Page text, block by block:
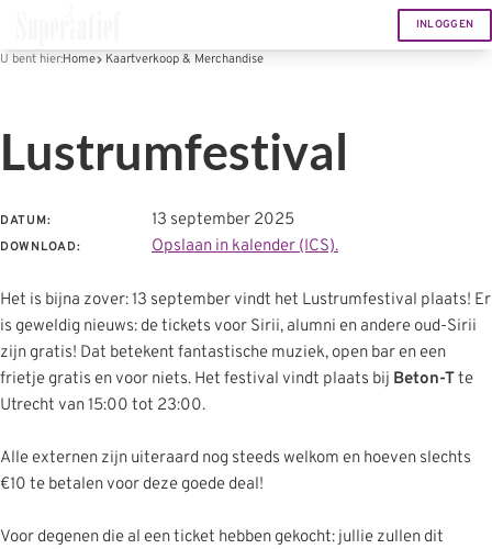
INLOGGEN
U bent hier:Home Kaartverkoop & Merchandise
Lustrumfestival
DATUM: 13 september 2025
DOWNLOAD: Opslaan in kalender (ICS).
Het is bijna zover: 13 september vindt het Lustrumfestival plaats! Er
is geweldig nieuws: de tickets voor Sirii, alumni en andere oud-Sirii
zijn gratis! Dat betekent fantastische muziek, open bar en een
frietje gratis en voor niets. Het festival vindt plaats bij Beton-Tte
Utrecht van 15:00 tot 23:00.
Alle externen zijn uiteraard nog steeds welkom en hoeven slechts
€10 te betalen voor deze goede deal!
Voor degenen die al een ticket hebben gekocht: jullie zullen dit